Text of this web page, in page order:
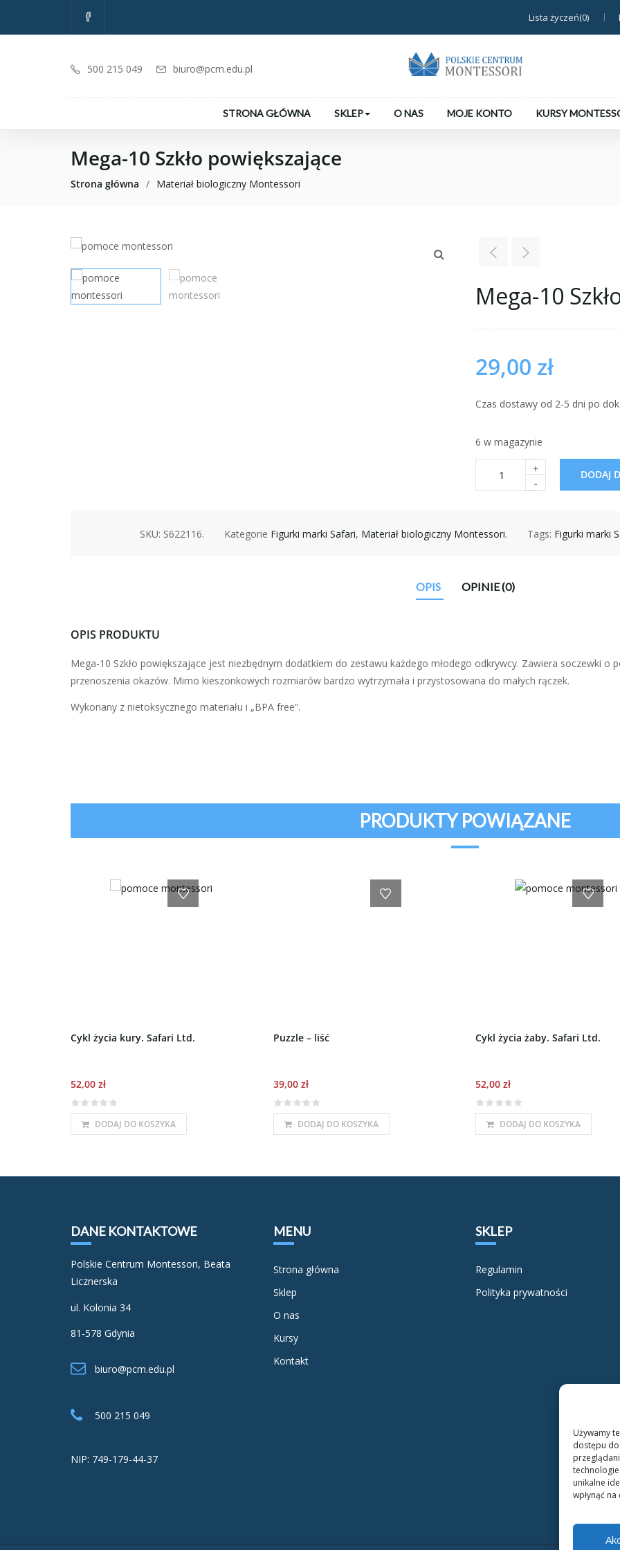
Używamy
dostępu
unikalne
wpłynąć
Lista życzeń(0)
500 215 049 biuro@pcm.edu.pl
STRONA GŁÓWNA SKLEP O NAS MOJE KONTO KURSY
Mega-10 Szkło powiększające
Strona główna / Materiał biologiczny Montessori
Mega-10
29,00 zł
Czas dostawy od 2-5 dni po
6 w magazynie
+
-
DODAJ
SKU: S622116. Kategorie Figurki marki Safari, Materiał biologiczny Montessori. Tags: Figurki marki
OPIS OPINIE (0)
OPIS PRODUKTU
Mega-10 Szkło powiększające jest niezbędnym dodatkiem do zestawu każdego młodego odkrywcy. Zawiera soczewki o
przenoszenia okazów. Mimo kieszonkowych rozmiarów bardzo wytrzymała i przystosowana do małych rączek.
Wykonany z nietoksycznego materiału i „BPA free”.
PRODUKTY POWIĄZANE
Cykl życia kury. Safari Ltd.
52,00 zł
DODAJ DO KOSZYKA
Puzzle – liść
39,00 zł
DODAJ DO KOSZYKA
Cykl życia żaby. Safari Ltd.
52,00 zł
DODAJ DO KOSZYKA
DANE KONTAKTOWE
Polskie Centrum Montessori, Beata
Licznerska
ul. Kolonia 34
81-578 Gdynia
biuro@pcm.edu.pl
500 215 049
NIP: 749-179-44-37
MENU
Strona główna
Sklep
O nas
Kursy
Kontakt
SKLEP
Regulamin
Polityka prywatności